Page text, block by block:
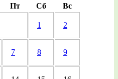
Пт Сб Вс
1 2
7 8 9